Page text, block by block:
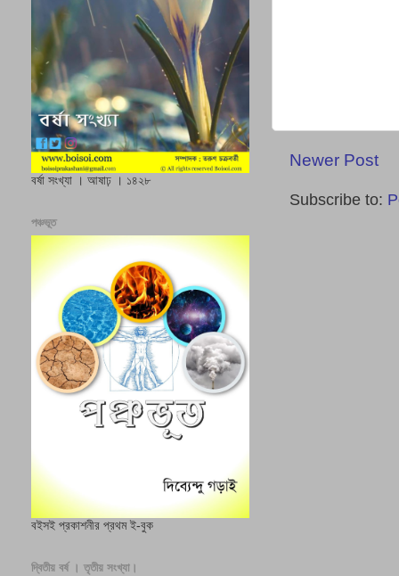
Newer Post
Subscribe to:
বর্ষা সংখ্যা । আষাঢ় । ১৪২৮
পঞ্চভূত
বইসই প্রকাশনীর প্রথম ই-বুক
দ্বিতীয় বর্ষ । তৃতীয় সংখ্যা।